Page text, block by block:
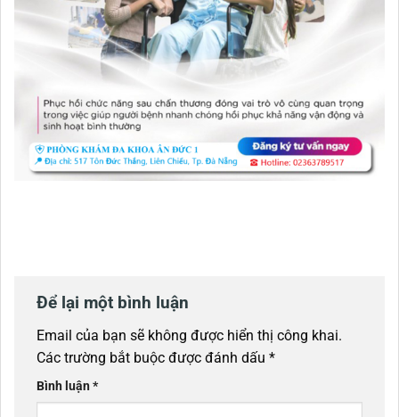
Để lại một bình luận
Email của bạn sẽ không được hiển thị công khai.
Các trường bắt buộc được đánh dấu *
Bình luận*